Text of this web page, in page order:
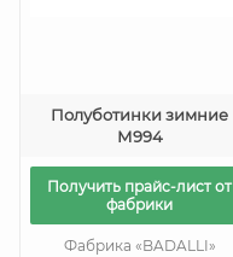
Полуботинки зимние
М994
Получить прайс-лист от
фабрики
Фабрика «BADALLI»